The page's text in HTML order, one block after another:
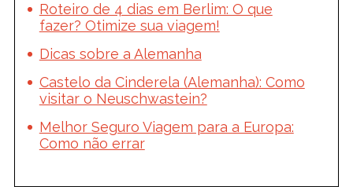
Roteiro de 4 dias em Berlim: O que
fazer? Otimize sua viagem!
Dicas sobre a Alemanha
Castelo da Cinderela (Alemanha): Como
visitar o Neuschwastein?
Melhor Seguro Viagem para a Europa:
Como não errar